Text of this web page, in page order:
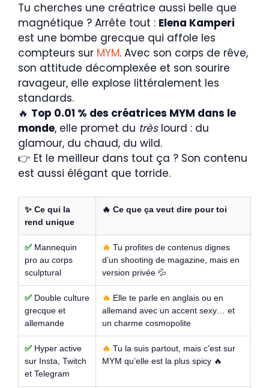
Tu cherches une créatrice aussi belle que
magnétique ? Arrête tout : Elena Kamperi
est une bombe grecque qui affole les
compteurs sur MYM. Avec son corps de rêve,
son attitude décomplexée et son sourire
ravageur, elle explose littéralement les
standards.
🔥 Top 0.01 % des créatrices MYM dans le
monde, elle promet du trèslourd : du
glamour, du chaud, du wild.
👉 Et le meilleur dans tout ça ? Son contenu
est aussi élégant que torride.
✨ Ce qui la
rend unique
🔥 Ce que ça veut dire pour toi
Mannequin
pro au corps
sculptural
Tu profites de contenus dignes
d’un shooting de magazine, mais en
version privée 💦
Double culture
grecque et
allemande
Elle te parle en anglais ou en
allemand avec un accent sexy… et
un charme cosmopolite
Hyper active
sur Insta, Twitch
et Telegram
Tu la suis partout, mais c’est sur
MYM qu’elle est la plus spicy 🔥